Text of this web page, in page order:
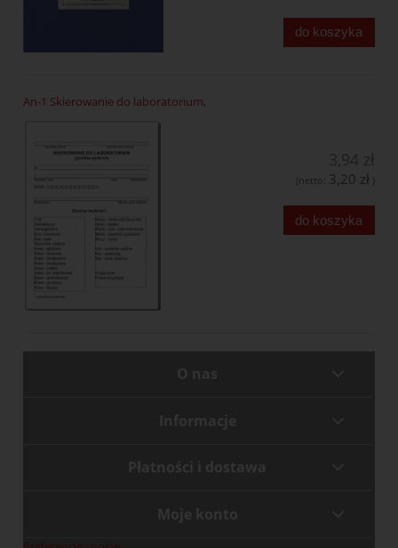
do koszyka
An-1 Skierowanie do laboratorium,
(netto: 3,20 zł )
do koszyka